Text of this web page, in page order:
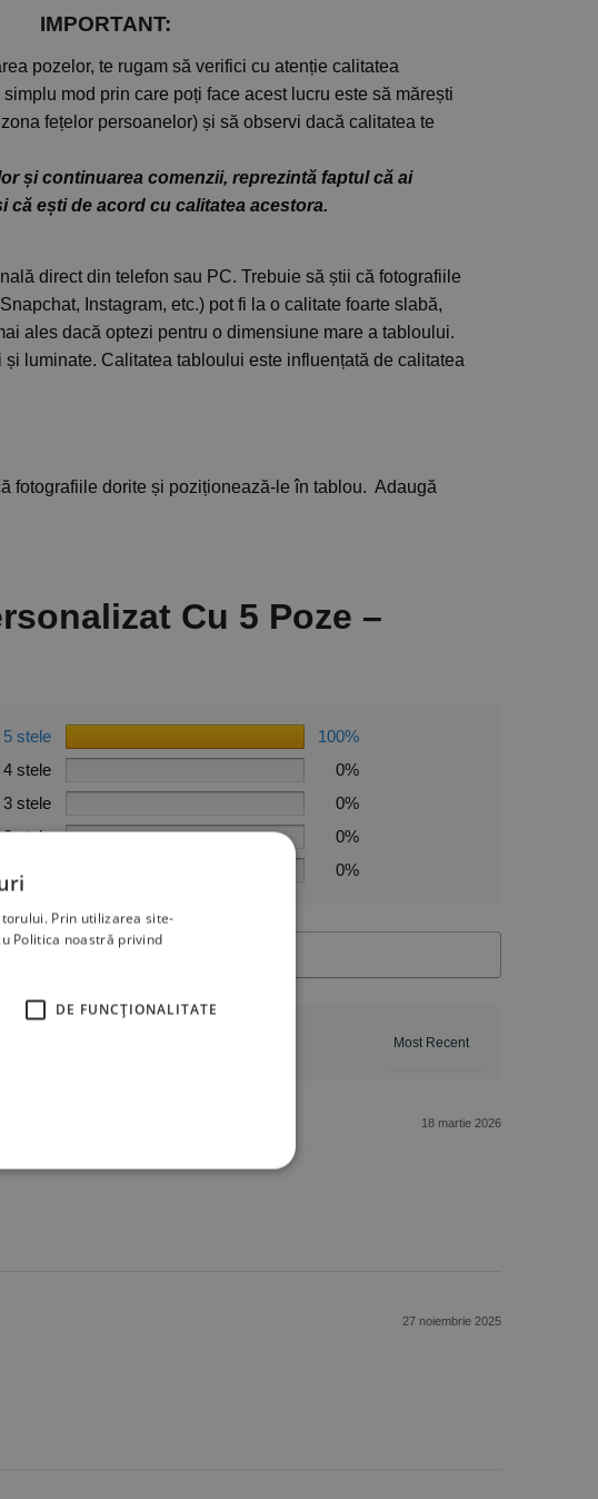
pozelor, te rugam să verifici cu atenție calitatea
mod prin care poți face acest lucru este să mărești
fețelor persoanelor) și să observi dacă calitatea te
și continuarea comenzii, reprezintă faptul că ai
că ești de acord cu calitatea acestora.
direct din telefon sau PC. Trebuie să știi că fotografiile
Instagram, etc.) pot fi la o calitate foarte slabă,
ales dacă optezi pentru o dimensiune mare a tabloului.
luminate. Calitatea tabloului este influențată de calitatea
fotografiile dorite și poziționează-le în tablou. Adaugă
Cu 5 Poze –
5 stele
100%
4 stele
0%
3 stele
0%
2 stele
0%
0%
18 martie 2026
27 noiembrie 2025
Prin utilizarea site-
Politica noastră privind
DE FUNCŢIONALITATE